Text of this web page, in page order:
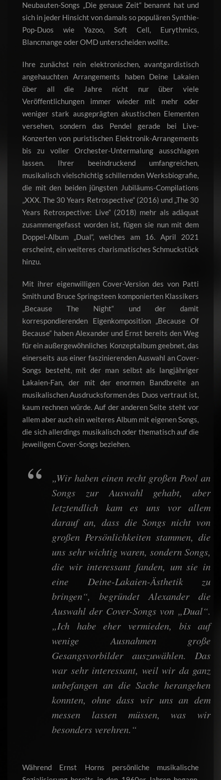
Neubauten-Songs „Die genaue Zeit“ benannt hat und
sich in jeder Hinsicht von damals so populären Synthie-
Pop-Duos wie Yazoo, Soft Cell, Eurythmics,
Blancmange oder OMD unterscheiden wollte.
Ihre zunächst rein elektronischen, avantgardistisch
angehauchten Arrangements haben Deine Lakaien
über all die Jahre nicht nur über viele
Veröffentlichungen immer wieder mit mehr oder
weniger stark ausgeprägten akustischen Elementen
versehen, sondern das Pendel gerade bei Live-
Konzerten von puristischen Elektronik-Arrangements
bis zu voller Orchester-Untermalung ausschlagen
lassen. Ihrer beeindruckend umfangreichen,
musikalisch vielschichtig schillernden Werksbiografie,
die mit den beiden jüngsten Jubiläums-Compilations
„XXX. The 30 Years Retrospective“ (2016) und „The 30
Years Retrospective: Live“ (2018) mehr als adäquat
zusammengefasst worden ist, fügen sie nun mit dem
Doppel-Album „Dual“, welches am 16. April 2021
erscheint, ein weiteres charismatisches Schmuckstück
hinzu.
Mit ihrer eigenwilligen Cover-Version des von Patti
Smith und Bruce Springsteen komponierten Klassikers
„Because The Night“ und der damit
korrespondierenden Eigenkomposition „Because Of
Because“ haben Alexander und Ernst bereits den Weg
für ein außergewöhnliches Konzeptalbum geebnet, das
einerseits aus einer faszinierenden Auswahl an Cover-
Songs besteht, mit der man selbst als langjähriger
Lakaien-Fan, der mit der enormen Bandbreite an
musikalischen Ausdrucksformen des Duos vertraut ist,
kaum rechnen würde. Auf der anderen Seite steht vor
allem aber auch ein weiteres Album mit eigenen Songs,
die sich allerdings musikalisch oder thematisch auf die
jeweiligen Cover-Songs beziehen.
„Wir haben einen recht großen Pool an
Songs zur Auswahl gehabt, aber
letztendlich kam es uns vor allem
darauf an, dass die Songs nicht von
großen Persönlichkeiten stammen, die
uns sehr wichtig waren, sondern Songs,
die wir interessant fanden, um sie in
eine Deine-Lakaien-Ästhetik zu
bringen“, begründet Alexander die
Auswahl der Cover-Songs von „Dual“.
„Ich habe eher vermieden, bis auf
wenige Ausnahmen große
Gesangsvorbilder auszuwählen. Das
war sehr interessant, weil wir da ganz
unbefangen an die Sache herangehen
konnten, ohne dass wir uns an dem
messen lassen müssen, was wir
besonders verehren.“
Während Ernst Horns persönliche musikalische